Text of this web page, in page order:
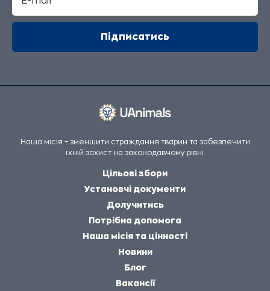
Наша місія – зменшити страждання тварин та забезпечити
їхній захист на законодавчому рівні.
Цільові збори
Установчі документи
Долучитись
Потрібна допомога
Наша місія та цінності
Новини
Блог
Вакансії